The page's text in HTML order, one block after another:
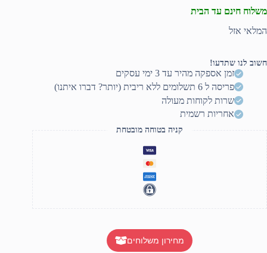
משלוח חינם עד הבית
המלאי אזל
חשוב לנו שתדעו!
זמן אספקה מהיר עד 3 ימי עסקים
פריסה ל 6 תשלומים ללא ריבית (יותר? דברו איתנו)
שרות לקוחות מעולה
אחריות רשמית
קניה בטוחה מובטחת
מחירון משלוחים